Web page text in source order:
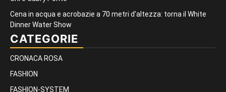
Cena in acqua e acrobazie a 70 metri d’altezza: torna il White
Dinner Water Show
CATEGORIE
CRONACA ROSA
FASHION
FASHION-SYSTEM